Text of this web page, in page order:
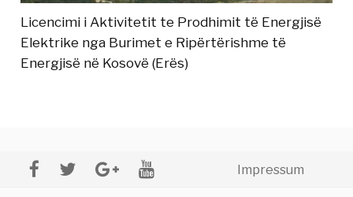
Licencimi i Aktivitetit te Prodhimit të Energjisë
Elektrike nga Burimet e Ripërtërishme të
Energjisë në Kosovë (Erës)
Impressum